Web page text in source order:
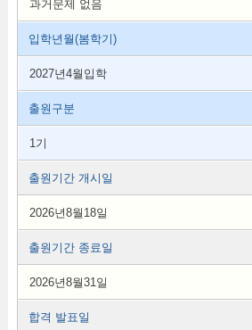
과거문제 없음
입학년월(봄학기)
2027년4월입학
출원구분
1기
출원기간 개시일
2026년8월18일
출원기간 종료일
2026년8월31일
합격 발표일